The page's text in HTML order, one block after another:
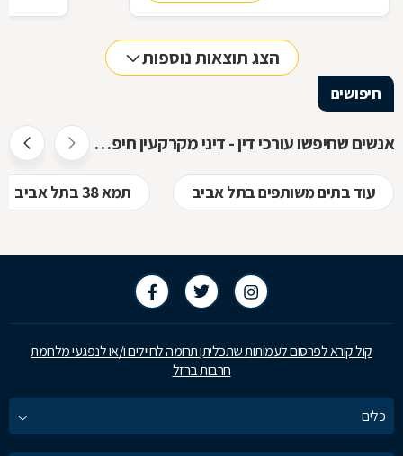
הדיירים וכו'. כדי לקבל מושג בנוגע למעמדנו
המקרקעין, ריכזנו שאלות שנשאלו בפורום
מקרקעין, ואשר נענו ע"י עו"ד אילן קרייטר
הצג תוצאות נוספות
חיפושים
אנשים שחיפשו עורכי דין - דיני מקרקעין חיפשו גם
עוד בתים משותפים בתל אביב תמא 38 בתל אביב
קול קורא לפרסום לעמותות שתכליתן תרומה לחיילים ו/או לנפגעי מלחמת
חרבות ברזל
כלים